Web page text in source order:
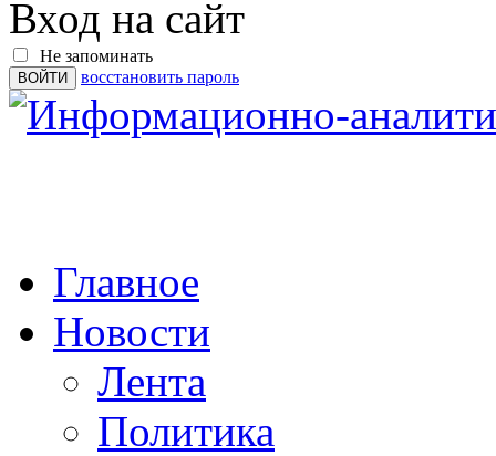
Вход на сайт
Не запоминать
восстановить пароль
Главное
Новости
Лента
Политика